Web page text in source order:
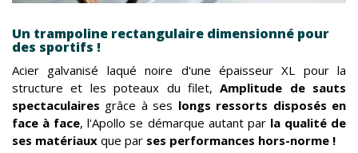
Un trampoline rectangulaire dimensionné pour
des sportifs !
Acier galvanisé laqué noire d'une épaisseur XL pour la
structure et les poteaux du filet,Amplitude de sauts
spectaculaires grâce à ses longs ressorts disposés en
face à face, l'Apollo se démarque autant parla qualité de
ses matériaux que par ses performances hors-norme !